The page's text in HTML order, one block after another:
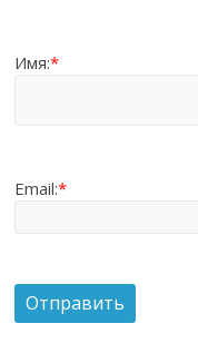
Имя:*
Email:*